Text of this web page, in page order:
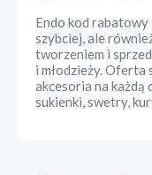
Endo kod
szybciej, ale
tworzeniem i
i młodzieży. Oferta
akcesoria na każdą
sukienki, swetry,